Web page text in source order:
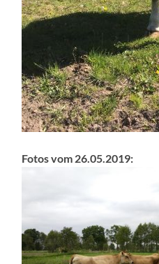
Fotos vom 26.05.2019: